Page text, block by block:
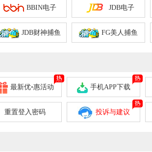
BBIN电子 JDB电子
JDB财神捕鱼 FG美人捕鱼
最新优◦惠活动 手机APP下载
重置登入密码 投诉与建议